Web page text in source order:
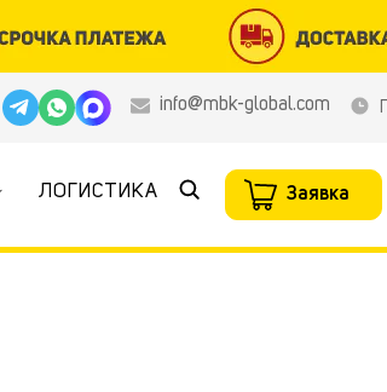
info@mbk-global.com
ЛОГИСТИКА Заявка